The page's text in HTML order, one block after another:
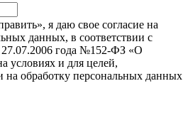
я даю свое согласие на
данных, в соответствии с
года №152-ФЗ «О
условиях и для целей,
на обработку персональных данных